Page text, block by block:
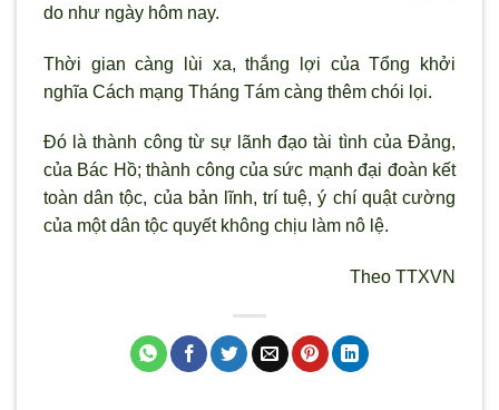
do như ngày hôm nay.
Thời gian càng lùi xa, thắng lợi của Tổng khởi
nghĩa Cách mạng Tháng Tám càng thêm chói lọi.
Đó là thành công từ sự lãnh đạo tài tình của Đảng,
của Bác Hồ; thành công của sức mạnh đại đoàn kết
toàn dân tộc, của bản lĩnh, trí tuệ, ý chí quật cường
của một dân tộc quyết không chịu làm nô lệ.
Theo TTXVN